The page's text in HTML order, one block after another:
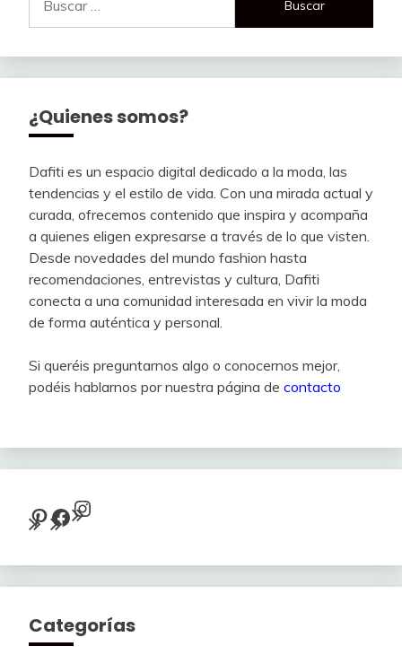
¿Quienes somos?
Dafiti es un espacio digital dedicado a la moda, las
tendencias y el estilo de vida. Con una mirada actual y
curada, ofrecemos contenido que inspira y acompaña
a quienes eligen expresarse a través de lo que visten.
Desde novedades del mundo fashion hasta
recomendaciones, entrevistas y cultura, Dafiti
conecta a una comunidad interesada en vivir la moda
de forma auténtica y personal.
Si queréis preguntarnos algo o conocernos mejor,
podéis hablarnos por nuestra página de contacto
Pinterest
Facebook
Instagram
Categorías